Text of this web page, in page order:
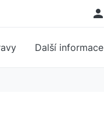

Další informace